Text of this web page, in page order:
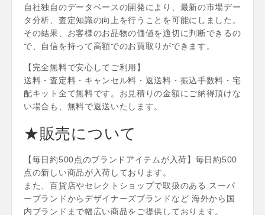
自社独自のデータベースの開発により、最新の市場デー
タ分析、査定知識の向上を行うことを可能にしました。
その結果、お客様のお品物の価値を適切に判断できるの
で、自信を持って高額でのお買取りができます。
【完全無料で安心してご利用】
送料・査定料・キャンセル料・返送料・振込手数料・宅
配キット全て無料です。お見積りの金額にご納得頂けな
い場合も、無料で返送いたします。
★販売について
【毎日約500点のブランドアイテムが入荷】毎日約500
点の新しい商品が入荷しております。
また、百貨店やセレクトショップで取扱のある スーパ
ーブランドからデザイナーズブランドなど 海外から国
内ブランドまで幅広い商品をご提供しております。